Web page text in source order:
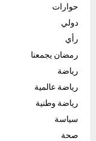
حوارات
دولي
رأي
رمضان يجمعنا
رياضة
رياضة عالمية
رياضة وطنية
سياسة
صحة